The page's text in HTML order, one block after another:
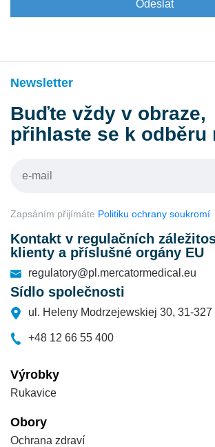
Odeslat
Newsletter
Buďte vždy v obraze,
přihlaste se k odběru
Zapsáním přijímáte Politiku ochrany soukromí
Kontakt v regulačních
klienty a příslušné orgány EU
regulatory@pl.mercatormedical.eu
Sídlo společnosti
ul. Heleny Modrzejewskiej 30, 31-
+48 12 66 55 400
Výrobky
Rukavice
Obory
Ochrana zdraví